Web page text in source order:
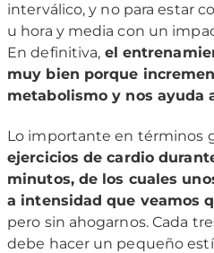
interválico, y no para estar
u hora y media con un
En definitiva, el
muy bien porque
metabolismo y nos ayuda
Lo importante en términos
ejercicios de cardio
minutos, de los cuales
a intensidad que veamos
pero sin ahogarnos. Cada
debe hacer un pequeño